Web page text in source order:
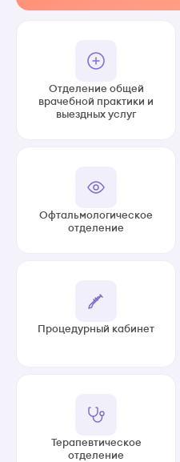
Отделение общей
врачебной практики и
выездных услуг
Офтальмологическое
отделение
Процедурный кабинет
Терапевтическое
отделение